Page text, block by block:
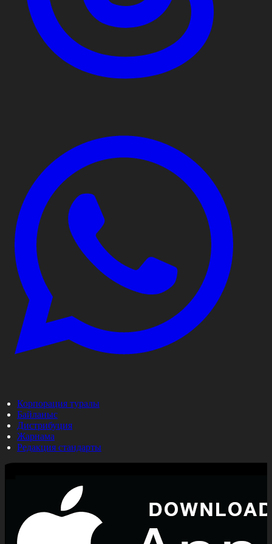
Корпорация туралы
Байланыс
Дистрибуция
Жарнама
Редакция стандарты